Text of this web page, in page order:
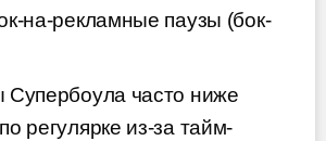
на-рекламные паузы (бок-
Супербоула часто ниже
регулярке из-за тайм-